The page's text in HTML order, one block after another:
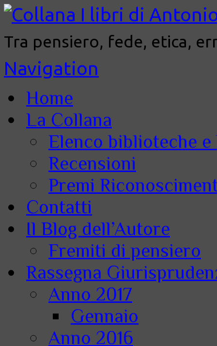
Tra pensiero, fede, etica,
Navigation
Home
La Collana
Elenco biblioteche
Recensioni
Premi
Contatti
Il Blog dell’Autore
Fremiti di pensiero
Rassegna
Anno 2017
Gennaio
Anno 2016